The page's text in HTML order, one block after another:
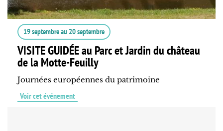
19 septembreau 20 septembre
VISITE GUIDÉE au Parc et Jardin du château
de la Motte-Feuilly
Journées européennes du patrimoine
Voir cet événement